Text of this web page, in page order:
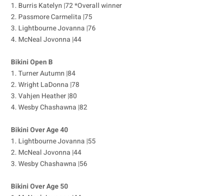
1. Burris Katelyn |72 *Overall winner
2. Passmore Carmelita |75
3. Lightbourne Jovanna |76
4. McNeal Jovonna |44
Bikini Open B
1. Turner Autumn |84
2. Wright LaDonna |78
3. Vahjen Heather |80
4. Wesby Chashawna |82
Bikini Over Age 40
1. Lightbourne Jovanna |55
2. McNeal Jovonna |44
3. Wesby Chashawna |56
Bikini Over Age 50